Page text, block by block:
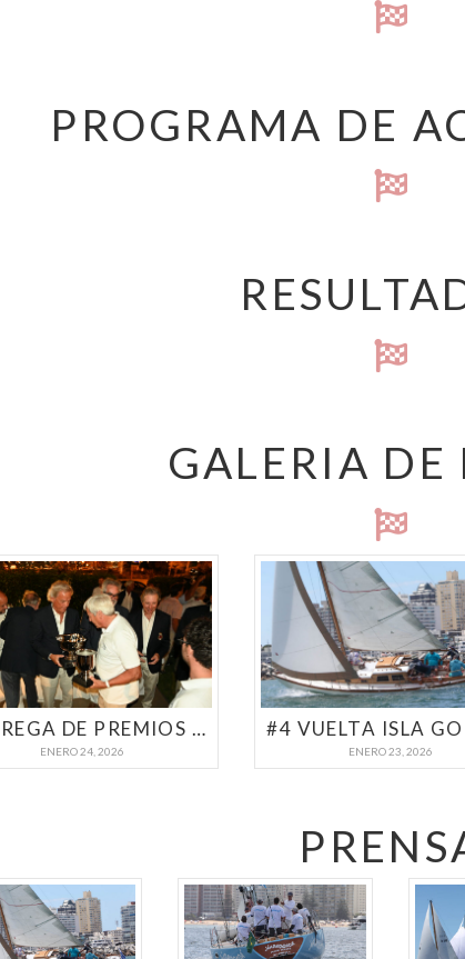
PROGRAMA DE
GALERIA DE
ENTREGA DE PREMIOS | SEMANA DE CLÁSICOS PUNTA DEL ESTE 2026
ENERO 24, 2026 ENERO 23, 2026